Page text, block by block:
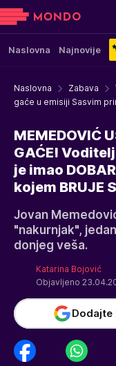
Naslovna Najnovije
Naslovna Zabava
gaće u emisiji Sasvim
MEMEDOVIĆ
GAĆE!
je imao
kojem BRUJE
Jovan
"nakurnjak",
donjeg veša.
Katarina Bojović
Objavljeno
Dodajte